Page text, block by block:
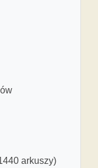
arkuszy)